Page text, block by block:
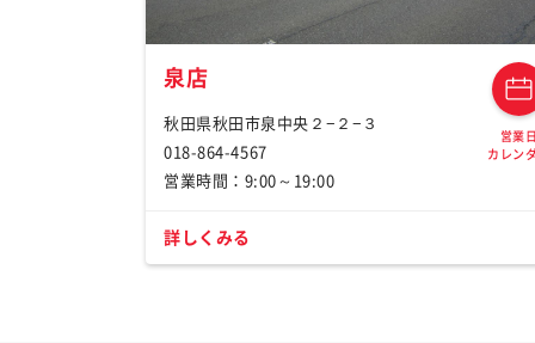
泉店
秋田県秋田市泉中央２−２−３
018-864-4567
営業時間：9:00～19:00
営業
カレン
詳しくみる